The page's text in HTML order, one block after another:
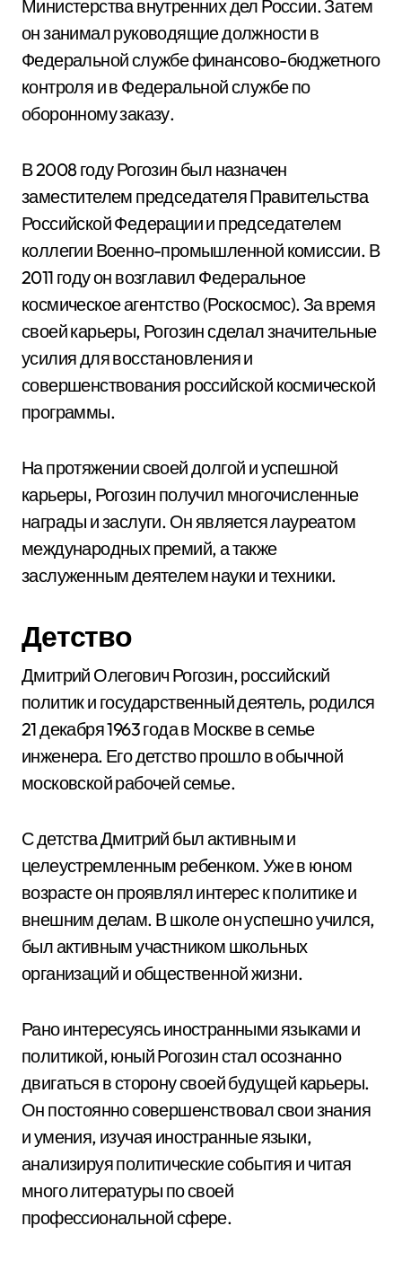
Министерства внутренних дел России. Затем
он занимал руководящие должности в
Федеральной службе финансово-бюджетного
контроля и в Федеральной службе по
оборонному заказу.
В 2008 году Рогозин был назначен
заместителем председателя Правительства
Российской Федерации и председателем
коллегии Военно-промышленной комиссии. В
2011 году он возглавил Федеральное
космическое агентство (Роскосмос). За время
своей карьеры, Рогозин сделал значительные
усилия для восстановления и
совершенствования российской космической
программы.
На протяжении своей долгой и успешной
карьеры, Рогозин получил многочисленные
награды и заслуги. Он является лауреатом
международных премий, а также
заслуженным деятелем науки и техники.
Детство
Дмитрий Олегович Рогозин, российский
политик и государственный деятель, родился
21 декабря 1963 года в Москве в семье
инженера. Его детство прошло в обычной
московской рабочей семье.
С детства Дмитрий был активным и
целеустремленным ребенком. Уже в юном
возрасте он проявлял интерес к политике и
внешним делам. В школе он успешно учился,
был активным участником школьных
организаций и общественной жизни.
Рано интересуясь иностранными языками и
политикой, юный Рогозин стал осознанно
двигаться в сторону своей будущей карьеры.
Он постоянно совершенствовал свои знания
и умения, изучая иностранные языки,
анализируя политические события и читая
много литературы по своей
профессиональной сфере.